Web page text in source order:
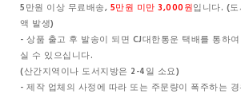
5만원 이상 무료배송, 5만원 미만 3,000원입니다. (
액 발생)
- 상품 출고 후 발송이 되면 CJ대한통운 택배를 통하
실 수 있으십니다.
(산간지역이나 도서지방은 2-4일 소요)
- 제작 업체의 사정에 따라 또는 주문량이 폭주하는